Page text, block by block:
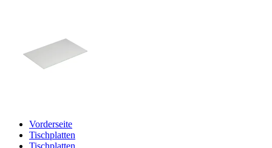
Vorderseite
Tischplatten
Tischplatten